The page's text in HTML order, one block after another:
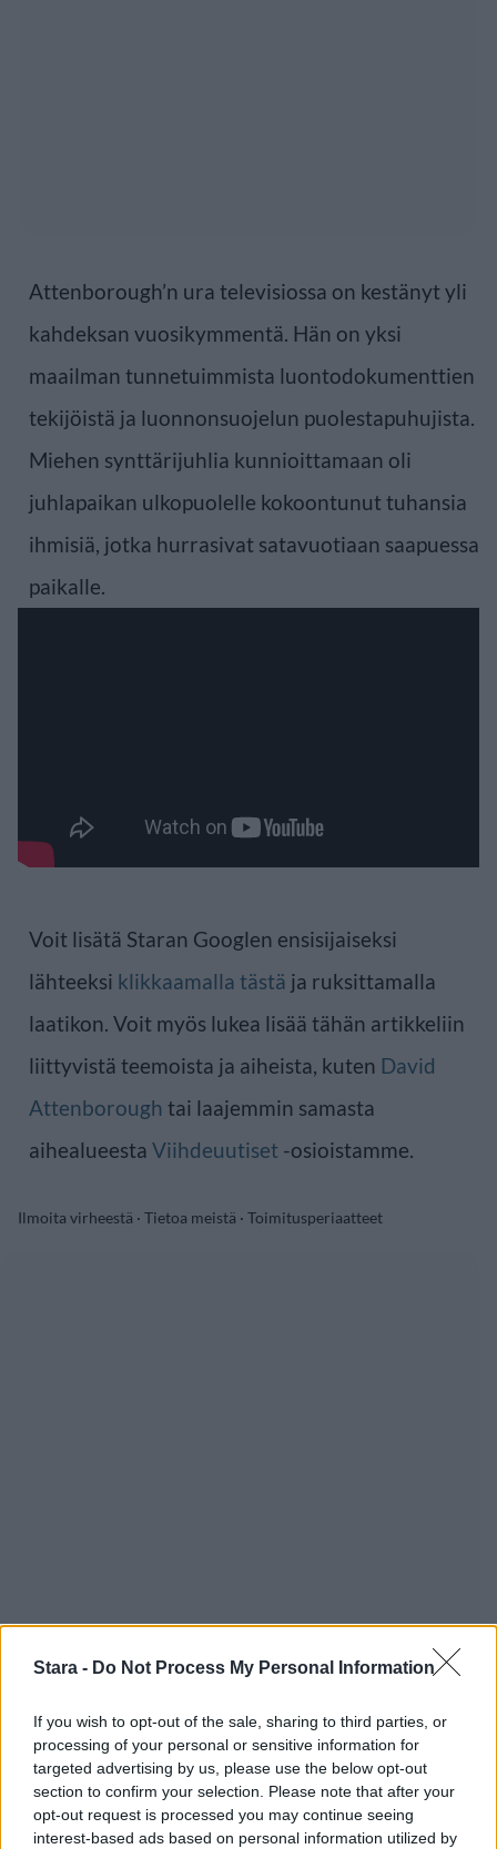
Stara - Do Not Process My Personal Information
If you wish to opt-out of the sale, sharing to third parties, or
processing of your personal or sensitive information for
targeted advertising by us, please use the below opt-out
section to confirm your selection. Please note that after your
opt-out request is processed you may continue seeing
interest-based ads based on personal information utilized by
Attenborough’n ura televisiossa on kestänyt yli
kahdeksan vuosikymmentä. Hän on yksi
maailman tunnetuimmista luontodokumenttien
tekijöistä ja luonnonsuojelun puolestapuhujista.
Miehen synttärijuhlia kunnioittamaan oli
juhlapaikan ulkopuolelle kokoontunut tuhansia
ihmisiä, jotka hurrasivat satavuotiaan saapuessa
paikalle.
Voit lisätä Staran Googlen ensisijaiseksi
lähteeksi klikkaamalla tästä ja ruksittamalla
laatikon. Voit myös lukea lisää tähän artikkeliin
liittyvistä teemoista ja aiheista, kuten David
Attenborough tai laajemmin samasta
aihealueesta Viihdeuutiset -osioistamme.
Ilmoita virheestä · Tietoa meistä · Toimitusperiaatteet